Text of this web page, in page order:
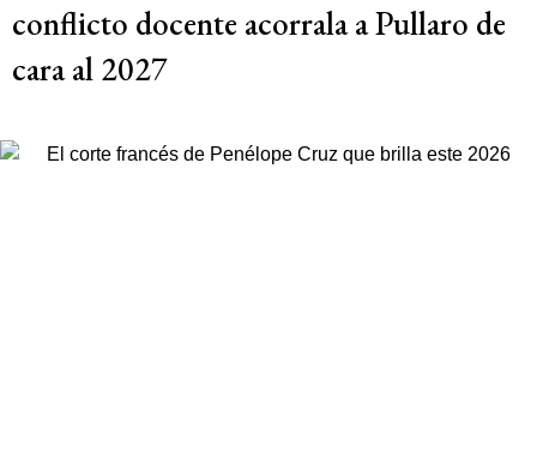
conflicto docente acorrala a Pullaro de
cara al 2027